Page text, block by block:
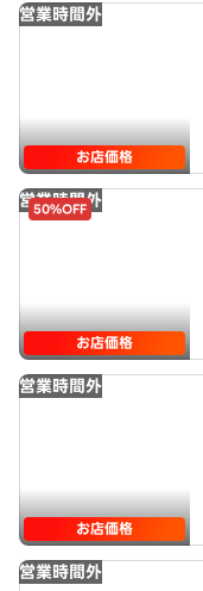
営業時間外
お店価格
営業時間外
50%OFF
お店価格
営業時間外
お店価格
営業時間外